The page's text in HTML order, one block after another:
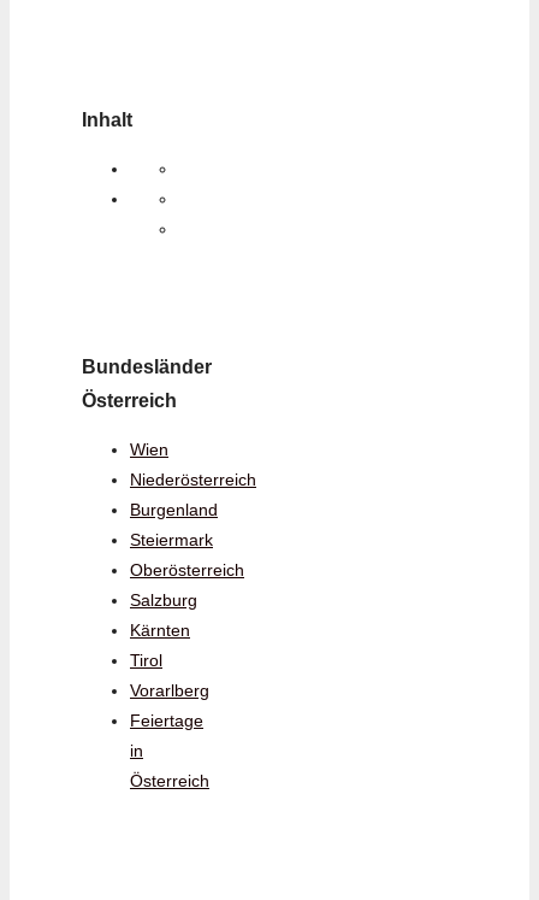
Inhalt
Bundesländer
Österreich
Wien
Niederösterreich
Burgenland
Steiermark
Oberösterreich
Salzburg
Kärnten
Tirol
Vorarlberg
Feiertage
in
Österreich